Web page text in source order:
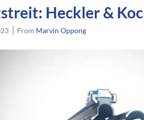
Heckler &
From Marvin Oppong